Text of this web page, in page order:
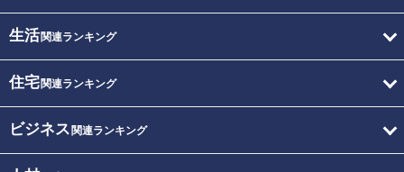
生活関連ランキング
住宅関連ランキング
ビジネス 関連ランキング